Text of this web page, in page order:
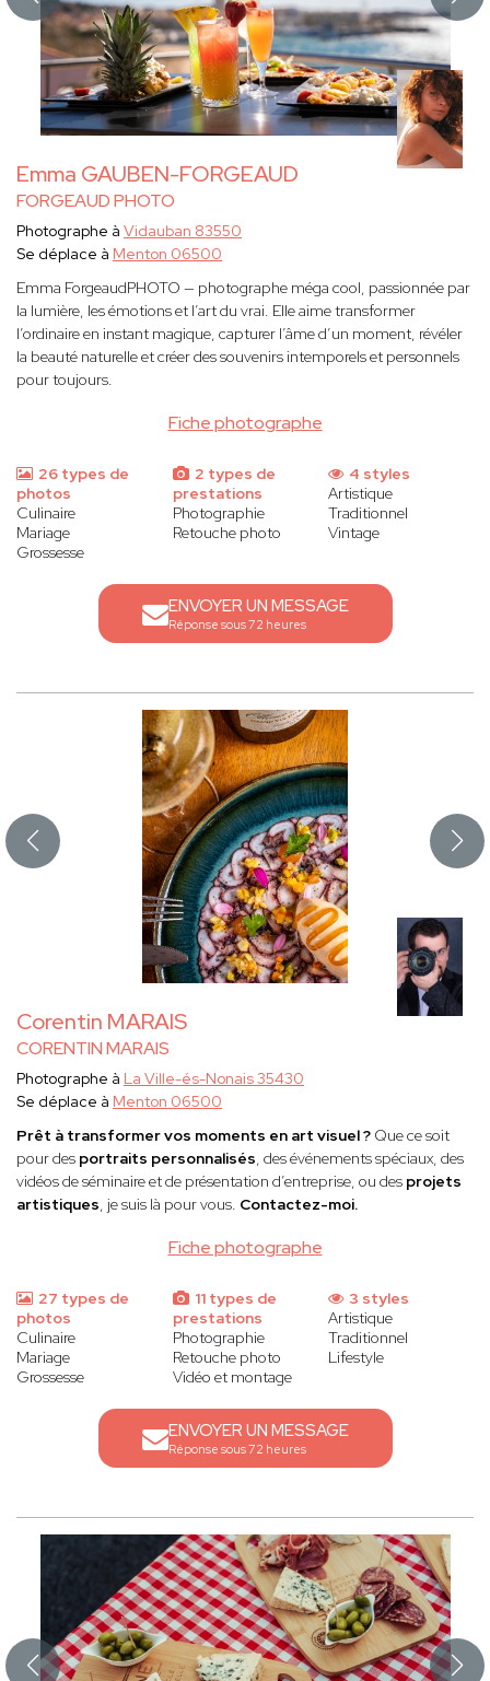
Emma GAUBEN-FORGEAUD
FORGEAUD PHOTO
Fiche photographe
Photographe à Vidauban 83550
Se déplace à Menton 06500
Emma ForgeaudPHOTO — photographe méga cool, passionnée par
la lumière, les émotions et l’art du vrai. Elle aime transformer
l’ordinaire en instant magique, capturer l’âme d’un moment, révéler
la beauté naturelle et créer des souvenirs intemporels et personnels
pour toujours.
26 types de
photos
Culinaire
Mariage
Grossesse
2 types de
prestations
Photographie
Retouche photo
4 styles
Artistique
Traditionnel
Vintage
ENVOYER UN MESSAGE
Réponse sous 72 heures
Corentin MARAIS
CORENTIN MARAIS
Fiche photographe
Photographe à La Ville-és-Nonais 35430
Se déplace à Menton 06500
Prêt à transformer vos moments en art visuel ? Que ce soit
pour des portraits personnalisés, des événements spéciaux, des
vidéos de séminaire et de présentation d’entreprise, ou des projets
artistiques, je suis là pour vous. Contactez-moi.
27 types de
photos
Culinaire
Mariage
Grossesse
11 types de
prestations
Photographie
Retouche photo
Vidéo et montage
3 styles
Artistique
Traditionnel
Lifestyle
ENVOYER UN MESSAGE
Réponse sous 72 heures